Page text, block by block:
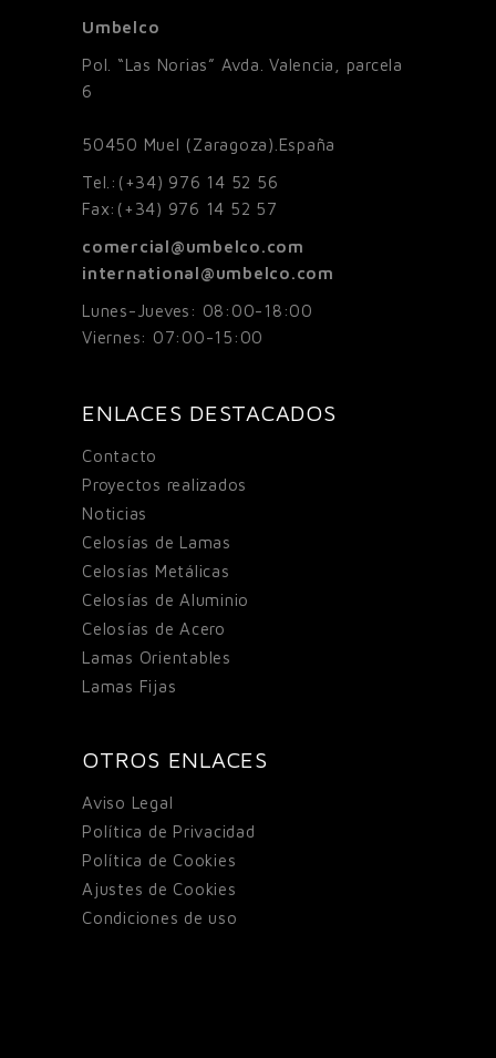
Umbelco
Pol. “Las Norias” Avda. Valencia, parcela
6
50450 Muel (Zaragoza).España
Tel.: (+34) 976 14 52 56
Fax: (+34) 976 14 52 57
comercial@umbelco.com
international@umbelco.com
Lunes-Jueves: 08:00-18:00
Viernes: 07:00-15:00
ENLACES DESTACADOS
Contacto
Proyectos realizados
Noticias
Celosías de Lamas
Celosías Metálicas
Celosías de Aluminio
Celosías de Acero
Lamas Orientables
Lamas Fijas
OTROS ENLACES
Aviso Legal
Política de Privacidad
Política de Cookies
Ajustes de Cookies
Condiciones de uso